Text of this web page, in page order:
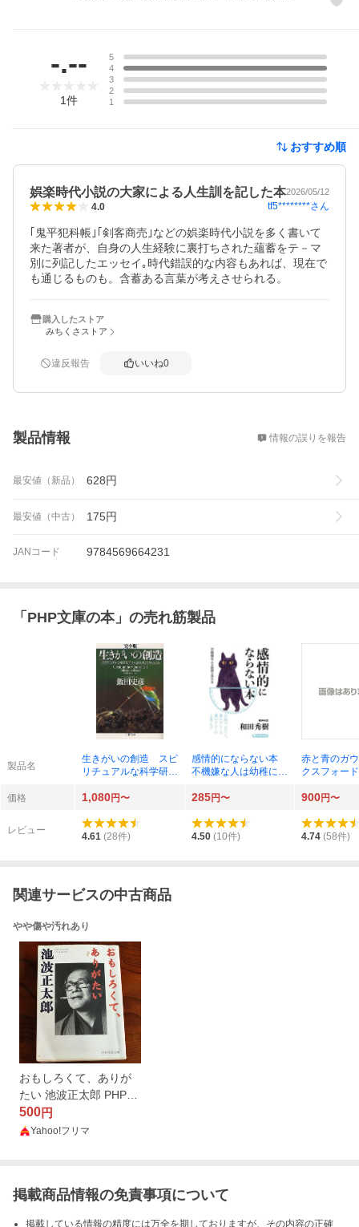
-.--
1件
5
4
3
2
1
おすすめ順
娯楽時代小説の大家による人生訓を記した本2026/05/12
4.0 tf5********さん
｢鬼平犯科帳｣｢剣客商売｣などの娯楽時代小説を多く書いて
来た著者が、自身の人生経験に裏打ちされた蘊蓄をテ－マ
別に列記したエッセイ｡時代錯誤的な内容もあれば、現在で
も通じるものも。含蓄ある言葉が考えさせられる。
購入したストア
みちくさストア
違反報告 いいね0
製品情報 情報の誤りを報告
最安値（新品） 628円
最安値（中古） 175円
JANコード 9784569664231
「 PHP文庫の本」の売れ筋製品
製品名
生きがいの創造 スピ
リチュアルな科学研究
くみ （ＰＨＰ文庫
全版） 飯田史彦／著
感情的にならない本
不機嫌な人は幼稚に見
わ１１－２４） 和田
赤と青のガ
クスフォー
－１） 彬子
価格 1,080円〜 285円〜 900円〜
レビュー
4.61 (28件) 4.50 (10件) 4.74 (58件)
関連サービスの中古商品
やや傷や汚れあり
おもしろくて、ありが
たい 池波正太郎 PHP文
芸文庫
500円
Yahoo!フリマ
掲載商品情報の免責事項について
掲載している情報の精度には万全を期しておりますが、その内容の正確